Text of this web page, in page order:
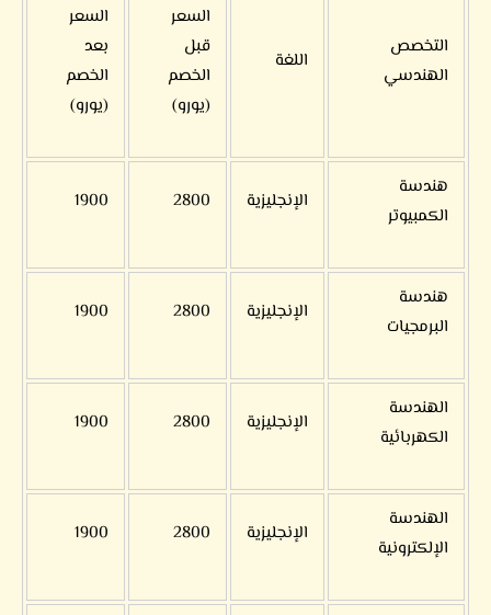
التخصص
الهندسي
اللغة
السعر
قبل
الخصم
(يورو)
السعر
بعد
الخصم
(يورو)
هندسة
الكمبيوتر
الإنجليزية 2800
1900
هندسة
البرمجيات
الإنجليزية 2800
1900
الهندسة
الكهربائية
الإنجليزية 2800
1900
الهندسة
الإلكترونية
الإنجليزية 2800
1900